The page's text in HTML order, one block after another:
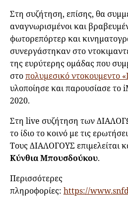
Στη συζήτηση, επίσης, θα
αναγνωρισμένοι και
φωτορεπόρτερ και
συνεργάστηκαν στο
της ευρύτερης ομάδας που
στοπολυμεσικό ντοκουμεντο
υλοποίησε και παρουσίασε το
2020.
Στη live συζήτηση των
το ίδιο το κοινό με τις
Τους ΔΙΑΛΟΓΟΥΣ επιμελείται
Κύνθια Μπουσδούκου.
Περισσότερες
πληροφορίες: https://